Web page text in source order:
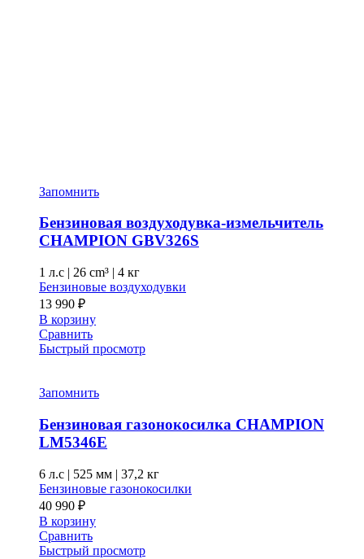
Запомнить
Бензиновая воздуходувка-измельчитель
CHAMPION GВV326S
1 л.с | 26 cm³ | 4 кг
Бензиновые воздуходувки
13 990 ₽
В корзину
Сравнить
Быстрый просмотр
Запомнить
Бензиновая газонокосилка CHAMPION
LM5346E
6 л.с | 525 мм | 37,2 кг
Бензиновые газонокосилки
40 990 ₽
В корзину
Сравнить
Быстрый просмотр